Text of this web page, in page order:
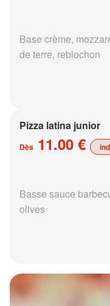
Base crème,
de terre, reblochon
Pizza latina junior
Dès 11.00 €
Basse sauce
olives